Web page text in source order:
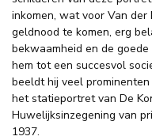
inkomen, wat voor Van
geldnood te komen, erg
bekwaamheid en de
hem tot een succesvol
beeldt hij veel
het statieportret van De
Huwelijksinzegening van
1937.